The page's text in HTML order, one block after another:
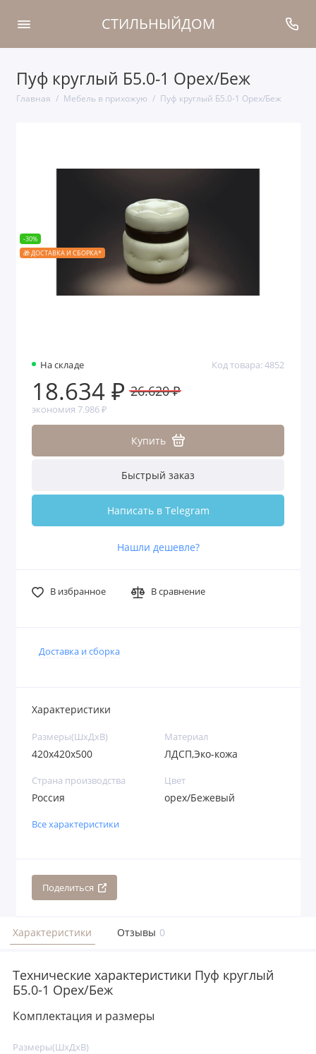
СТИЛЬНЫЙДОМ
Пуф круглый Б5.0-1 Орех/Беж
Главная Мебель в прихожую Пуф круглый Б5.0-1 Орех/Беж
-30%
🎁 ДОСТАВКА И СБОРКА*
На складе Код товара: 4852
18.634 ₽ 26.620 ₽
экономия 7.986 ₽
Купить
Быстрый заказ
Написать в Telegram
Нашли дешевле?
В избранное В сравнение
Доставка и сборка
Характеристики
Размеры(ШхДхВ)
420х420х500
Материал
ЛДСП,Эко-кожа
Страна производства
Россия
Цвет
орех/Бежевый
Все характеристики
Поделиться
Характеристики Отзывы 0
Технические характеристики Пуф круглый
Б5.0-1 Орех/Беж
Комплектация и размеры
Размеры(ШхДхВ)